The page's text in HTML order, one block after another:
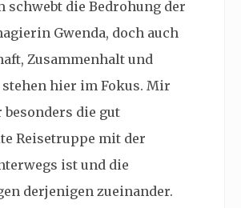
schwebt die Bedrohung der
Gwenda, doch auch
Zusammenhalt und
hier im Fokus. Mir
die gut
Reisetruppe mit der
ist und die
derjenigen zueinander.